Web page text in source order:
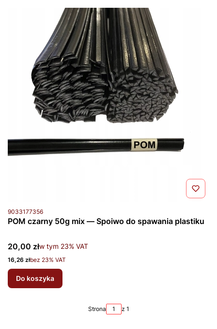
Kod produktu
9033177356
POM czarny 50g mix — Spoiwo do spawania plastiku
Cena brutto
20,00 złw tym %s VAT
w tym 23% VAT
Cena netto
16,26 złbez 23% VAT
Do koszyka
Strona z 1